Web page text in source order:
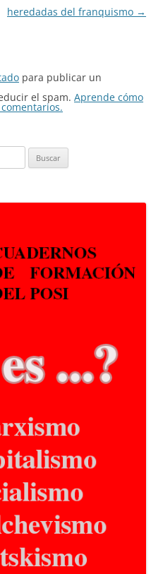
heredadas del franquismo →
para publicar un
el spam. Aprende cómo